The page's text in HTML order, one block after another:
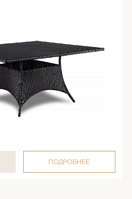
ПОДРОБНЕЕ